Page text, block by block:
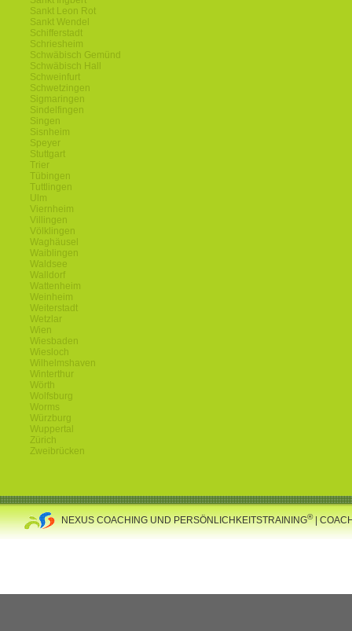
Sankt Leon Rot
Sankt Wendel
Schifferstadt
Schriesheim
Schwäbisch Gemünd
Schwäbisch Hall
Schweinfurt
Schwetzingen
Sigmaringen
Sindelfingen
Singen
Sisnheim
Speyer
Stuttgart
Trier
Tübingen
Tuttlingen
Ulm
Viernheim
Villingen
Völklingen
Waghäusel
Waiblingen
Waldsee
Walldorf
Wattenheim
Weinheim
Weiterstadt
Wetzlar
Wien
Wiesbaden
Wiesloch
Wilhelmshaven
Winterthur
Wörth
Wolfsburg
Worms
Würzburg
Wuppertal
Zürich
Zweibrücken
NEXUS COACHING UND PERSÖNLICHKEITSTRAINING®|